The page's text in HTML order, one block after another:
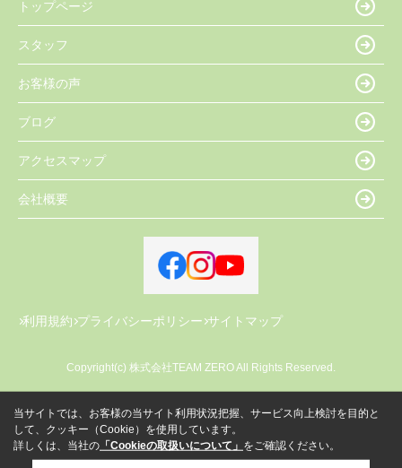
トップページ
スタッフ
お客様の声
ブログ
アクセスマップ
会社概要
利用規約 プライバシーポリシー サイトマップ
Copyright(c) 株式会社TEAM ZERO All Rights Reserved.
当サイトでは、お客様の当サイト利用状況把握、サービス向上検討を目的と
して、クッキー（Cookie）を使用しています。
詳しくは、当社の 「Cookieの取扱いについて」 をご確認ください。